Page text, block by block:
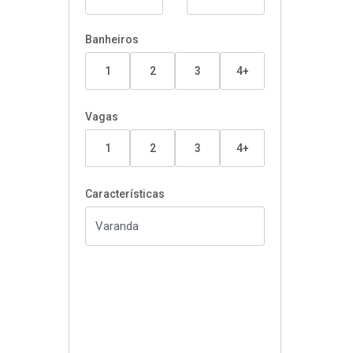
Banheiros
1 2 3 4+
Vagas
1 2 3 4+
Características